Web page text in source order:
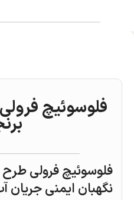
فلوسوئیچ
فلوسوئیچ فرولی
نگهبان ایمنی جریان